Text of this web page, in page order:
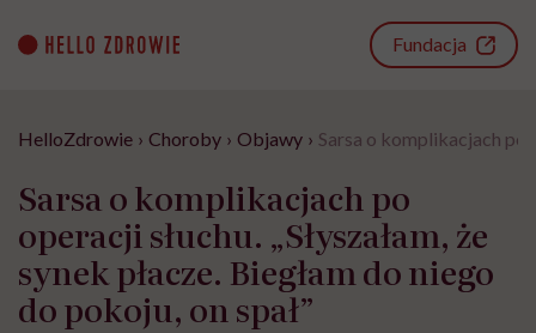
content
Fundacja
HelloZdrowie › Choroby › Objawy › Sarsa o komplikacjach po
Sarsa o komplikacjach po
operacji słuchu. „Słyszałam, że
synek płacze. Biegłam do niego
do pokoju, on spał”